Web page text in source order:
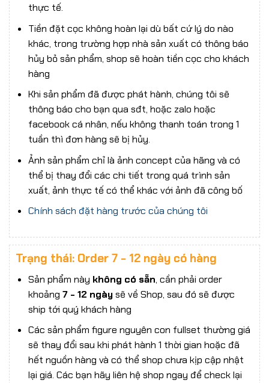
thực tế.
Tiền đặt cọc không hoàn lại dù bất cứ lý do nào
khác, trong trường hợp nhà sản xuất có thông báo
hủy bỏ sản phẩm, shop sẽ hoàn tiền cọc cho khách
hàng
Khi sản phẩm đã được phát hành, chúng tôi sẽ
thông báo cho bạn qua sđt, hoặc zalo hoặc
facebook cá nhân, nếu không thanh toán trong 1
tuần thì đơn hàng sẽ bị hủy.
Ảnh sản phẩm chỉ là ảnh concept của hãng và có
thể bị thay đổi các chi tiết trong quá trình sản
xuất, ảnh thực tế có thể khác với ảnh đã công bố
Chính sách đặt hàng trước của chúng tôi
Trạng thái: Order 7 - 12 ngày có hàng
Sản phẩm này không có sẵn, cần phải order
khoảng 7 - 12 ngàysẽ về Shop, sau đó sẽ được
ship tới quý khách hàng
Các sản phẩm figure nguyên con fullset thường giá
sẽ thay đổi sau khi phát hành 1 thời gian hoặc đã
hết nguồn hàng và có thể shop chưa kịp cập nhật
lại giá. Các bạn hãy liên hệ shop ngay để check lại